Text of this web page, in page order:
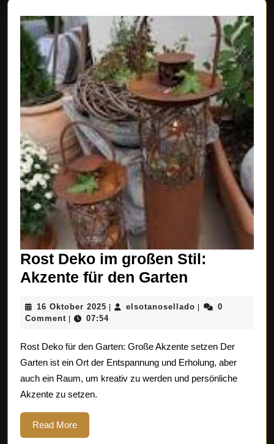
Rost Deko im großen Stil:
Akzente für den Garten
im
Stil:
Akzente
für
16 Oktober 2025 16
Oktober
elsotanosellado elsotanosellado
0
Comment
07:54
Rost Deko für den Garten: Große Akzente setzen Der
Garten ist ein Ort der Entspannung und Erholung, aber
auch ein Raum, um kreativ zu werden und persönliche
Akzente zu setzen.
Read MoreRead
More